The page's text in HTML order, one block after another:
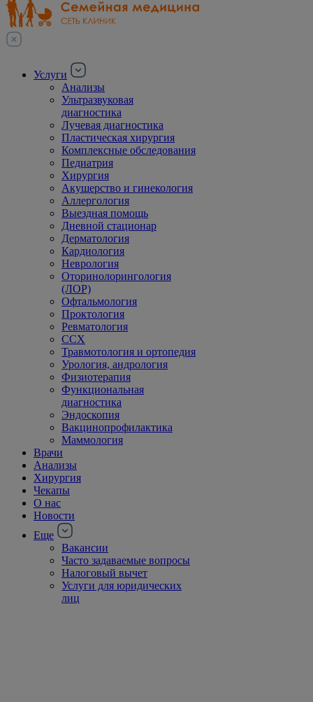
Услуги
Анализы
Ультразвуковая
диагностика
Лучевая диагностика
Пластическая хирургия
Комплексные обследования
Педиатрия
Хирургия
Акушерство и гинекология
Аллергология
Выездная помощь
Дневной стационар
Дерматология
Кардиология
Неврология
Оторинолорингология
(ЛОР)
Офтальмология
Проктология
Ревматология
ССХ
Травмотология и ортопедия
Урология, андрология
Физиотерапия
Функциональная
диагностика
Эндоскопия
Вакцинопрофилактика
Маммология
Врачи
Анализы
Хирургия
Чекапы
О нас
Новости
Еще
Вакансии
Часто задаваемые вопросы
Налоговый вычет
Услуги для юридических
лиц